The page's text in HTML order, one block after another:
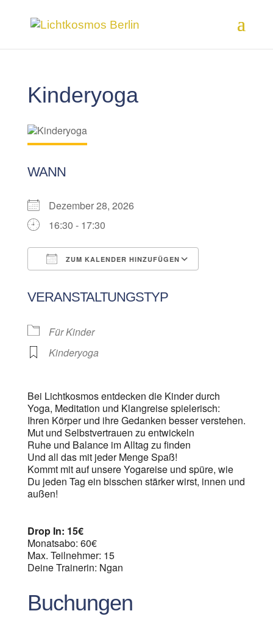
Kinderyoga
WANN
Dezember 28, 2026
16:30 - 17:30
ZUM KALENDER HINZUFÜGEN
VERANSTALTUNGSTYP
Für Kinder
Kinderyoga
Bei Lichtkosmos entdecken die Kinder durch
Yoga, Meditation und Klangreise spielerisch:
Ihren Körper und ihre Gedanken besser verstehen.
Mut und Selbstvertrauen zu entwickeln
Ruhe und Balance im Alltag zu finden
Und all das mit jeder Menge Spaß!
Kommt mit auf unsere Yogareise und spüre, wie
Du jeden Tag ein bisschen stärker wirst, innen und
außen!
Drop In: 15€
Monatsabo: 60€
Max. Teilnehmer: 15
Deine Trainerin: Ngan
Buchungen